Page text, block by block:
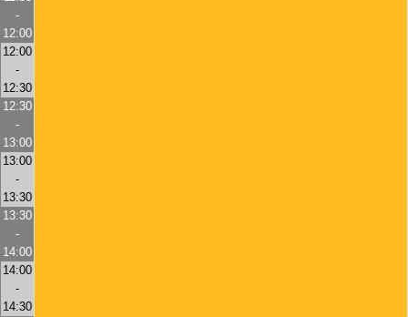
-
12:00
12:00
-
12:30
12:30
-
13:00
13:00
-
13:30
13:30
-
14:00
14:00
-
14:30